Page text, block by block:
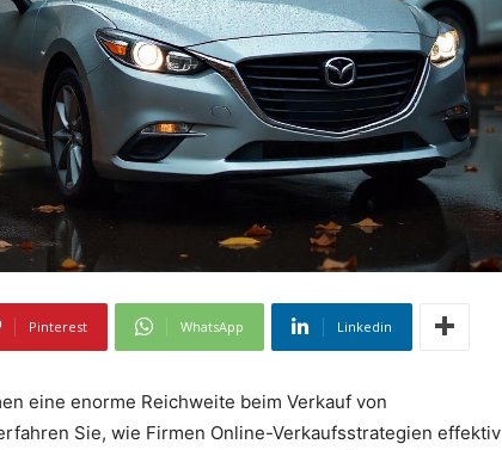
Pinterest WhatsApp Linkedin
eine enorme Reichweite beim Verkauf von
Sie, wie Firmen Online-Verkaufsstrategien effektiv